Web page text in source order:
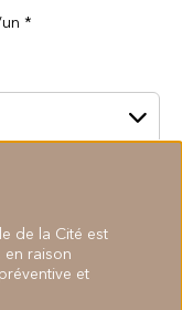
*
de la Cité est
en raison
et